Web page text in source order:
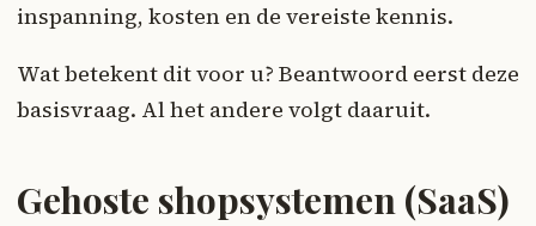
inspanning, kosten en de vereiste kennis.
Wat betekent dit voor u? Beantwoord eerst deze
basisvraag. Al het andere volgt daaruit.
Gehoste shopsystemen (SaaS)